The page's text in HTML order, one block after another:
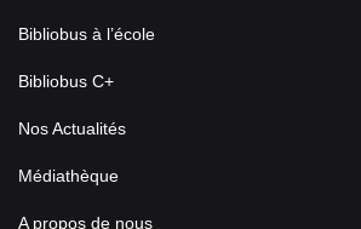
Bibliobus à l’école
Bibliobus C+
Nos Actualités
Médiathèque
A propos de nous